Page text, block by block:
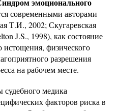
современными авторами
Т.И., 2002; Скугаревская
J.S., 1998), как состояние
истощения, физического
разрешения
на рабочем месте.
медика
факторов риска в